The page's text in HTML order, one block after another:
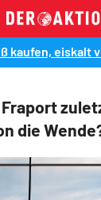
kaufen, eiskalt
Fraport
die